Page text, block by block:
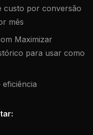
custo por conversão
mês
Maximizar
para usar como